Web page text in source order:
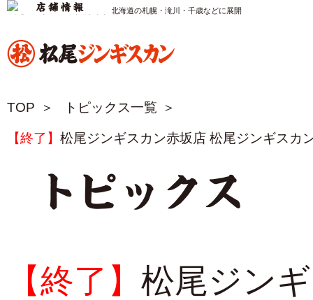
松尾ジンギスカン公式サイト 北海道の札幌・滝川・千歳などに展開
TOP トピックス一覧
【終了】 松尾ジンギスカン赤坂店 松尾ジンギスカ
トピックス
【終了】 松尾ジン